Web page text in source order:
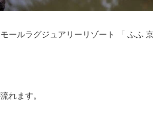
ールラグジュアリーリゾート 「 ふふ
れます。